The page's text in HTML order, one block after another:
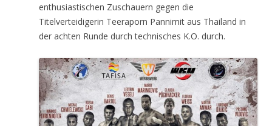
enthusiastischen Zuschauern gegen die
Titelverteidigerin Teeraporn Pannimit aus Thailand in
der achten Runde durch technisches K.O. durch.